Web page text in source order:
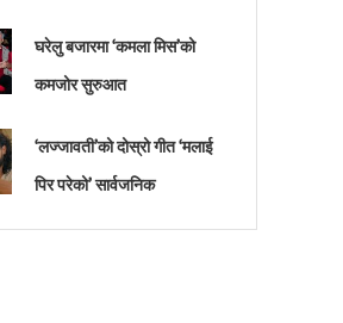
घरेलु बजारमा ‘कमला मिस’को
कमजोर सुरुआत
‘लज्जावती’को दोस्रो गीत ‘मलाई
पिर परेको’ सार्वजनिक